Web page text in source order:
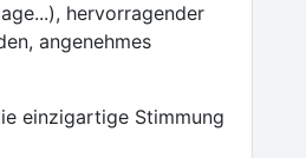
hervorragender
angenehmes
einzigartige Stimmung